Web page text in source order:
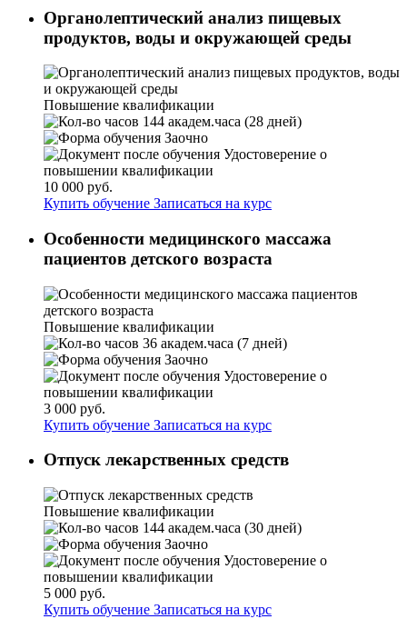
Органолептический анализ пищевых
продуктов, воды и окружающей среды
Повышение квалификации
144 академ.часа (28 дней)
Заочно
Удостоверение о
повышении квалификации
10 000 руб.
Купить обучение Записаться на курс
Особенности медицинского массажа
пациентов детского возраста
Повышение квалификации
36 академ.часа (7 дней)
Заочно
Удостоверение о
повышении квалификации
3 000 руб.
Купить обучение Записаться на курс
Отпуск лекарственных средств
Повышение квалификации
144 академ.часа (30 дней)
Заочно
Удостоверение о
повышении квалификации
5 000 руб.
Купить обучение Записаться на курс